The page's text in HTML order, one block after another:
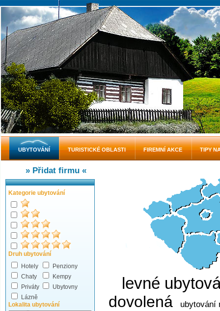
levné
dovolená
ubytování
» Přidat firmu «
Kategorie ubytování
Druh ubytování
Hotely
Penziony
Chaty
Kempy
Priváty
Ubytovny
Lázně
Lokalita ubytování
UBYTOVÁNÍ TURISTICKÉ OBLASTI FIREMNÍ AKCE TIPY